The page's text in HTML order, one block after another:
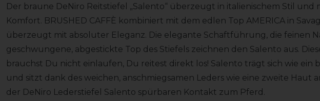
Der braune DeNiro Reitstiefel „Salento“ überzeugt in italienischem Stil und
Komfort. BRUSHED CAFFÈ kombiniert mit dem edlen Top AMERICA in
überzeugt mit absoluter Eleganz. Die elegante Schaftführung, die feinen
geschwungene, abgestickte Top des Stiefels zeichnen den Salento aus.
brauchst Du nicht einlaufen, Du reitest direkt los! Salento trägt sich wie ein
und sitzt dank des weichen, anschmiegsamen Leders wie eine zweite Haut
der DeNiro Lederstiefel Salento spürbaren Kontakt zum Pferd.